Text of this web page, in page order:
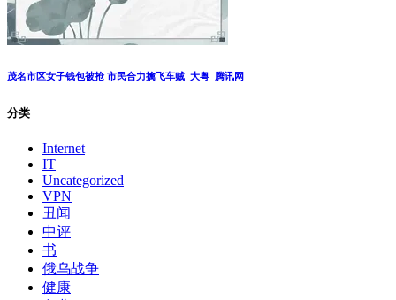
茂名市区女子钱包被抢 市民合力擒飞车贼_大粤_腾讯网
分类
Internet
IT
Uncategorized
VPN
丑闻
中评
书
俄乌战争
健康